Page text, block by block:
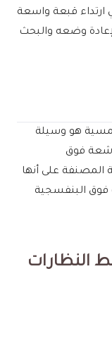
قبعة واسعة
وضعه والبحث
هو وسيلة
فوق
المصنفة على أنها
من الأشعة فوق البنفسجية
النظارات